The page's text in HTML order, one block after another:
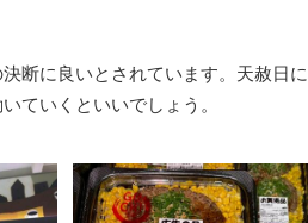
断に良いとされています。天赦日に
ていくといいでしょう。